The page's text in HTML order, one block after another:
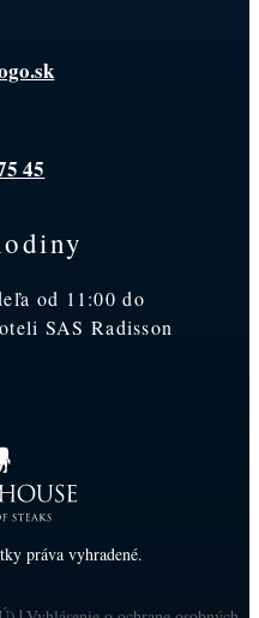
45
od 11:00 do
SAS Radisson
práva vyhradené.